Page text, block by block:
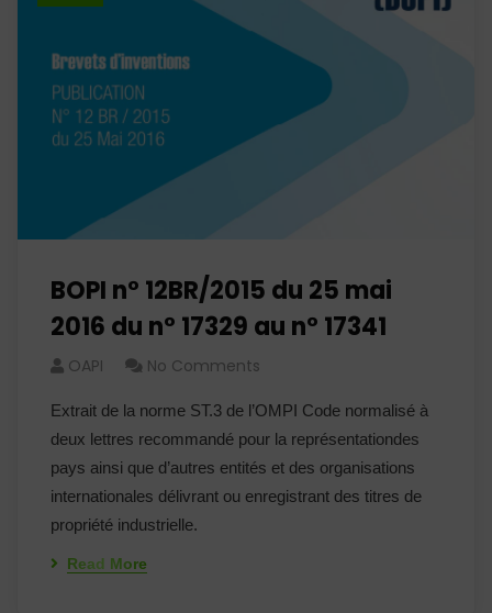
BOPI n° 12BR/2015 du 25 mai
2016 du n° 17329 au n° 17341
OAPI No Comments
Extrait de la norme ST.3 de l’OMPI Code normalisé à
deux lettres recommandé pour la représentationdes
pays ainsi que d’autres entités et des organisations
internationales délivrant ou enregistrant des titres de
propriété industrielle.
Read More